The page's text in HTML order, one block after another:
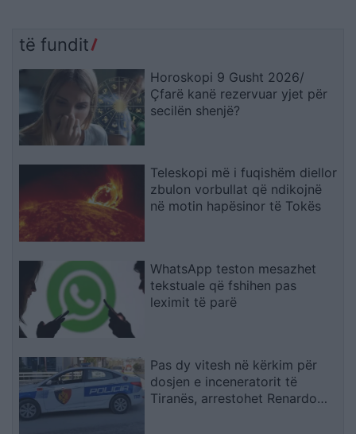
të fundit
Horoskopi 9 Gusht 2026/
Çfarë kanë rezervuar yjet për
secilën shenjë?
Teleskopi më i fuqishëm diellor
zbulon vorbullat që ndikojnë
në motin hapësinor të Tokës
WhatsApp teston mesazhet
tekstuale që fshihen pas
leximit të parë
Pas dy vitesh në kërkim për
dosjen e inceneratorit të
Tiranës, arrestohet Renardo